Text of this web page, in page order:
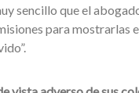
sencillo que el
para mostrarlas